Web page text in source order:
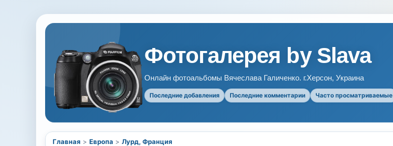
Фотогалерея by Slava
Онлайн фотоальбомы Вячеслава Галиченко. г.Херсон, Украина
Последние добавления Последние комментарии Часто просматриваемые
Главная > Европа > Лурд, Франция